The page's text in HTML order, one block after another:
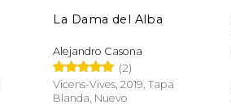
La Dama del Alba
Alejandro Casona
(2)
Vicens-Vives, 2019, Tapa
Blanda, Nuevo